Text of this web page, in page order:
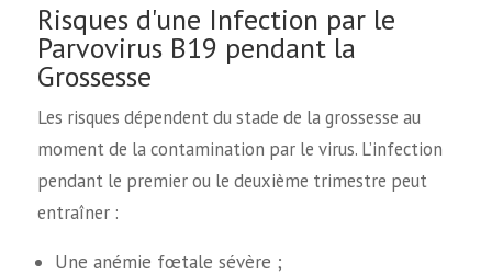
Risques d'une Infection par le
Parvovirus B19 pendant la
Grossesse
Les risques dépendent du stade de la grossesse au
moment de la contamination par le virus. L’infection
pendant le premier ou le deuxième trimestre peut
entraîner :
Une anémie fœtale sévère ;